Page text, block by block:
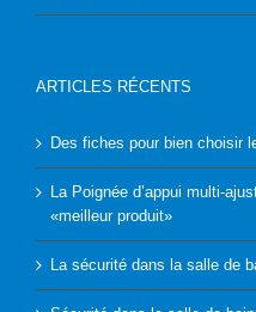
ARTICLES RÉCENTS
Des fiches pour bien choisir
La Poignée d’appui multi-
«meilleur produit»
La sécurité dans la salle de